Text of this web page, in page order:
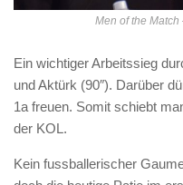
Men of the Match
Ein wichtiger Arbeitssieg
und Aktürk (90″). Darüber
1a freuen. Somit schiebt
der KOL.
Kein fussballerischer